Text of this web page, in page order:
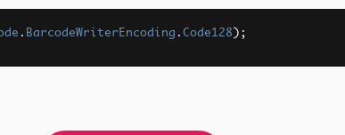
. BarcodeWriterEncoding . Code128 );